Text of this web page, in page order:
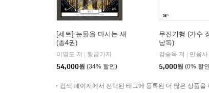
[세트] 눈물을 마시는 새
(총4권)
이영도 저
황금가지
54,000원 (34% 할인)
무진기행 (가수
낭독)
김승옥 저
민음사
5,000원 (0% 할
검색 페이지에서 선택된 태그에 등록된 더 많은 상품을